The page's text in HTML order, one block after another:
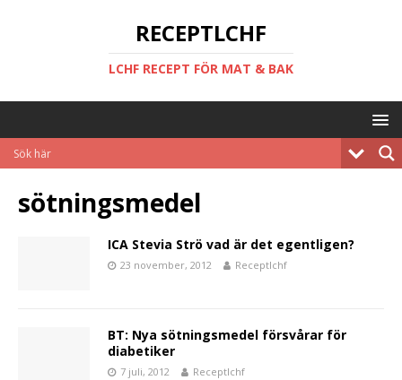
RECEPTLCHF
LCHF RECEPT FÖR MAT & BAK
sötningsmedel
ICA Stevia Strö vad är det egentligen?
23 november, 2012 Receptlchf
BT: Nya sötningsmedel försvårar för
diabetiker
7 juli, 2012 Receptlchf